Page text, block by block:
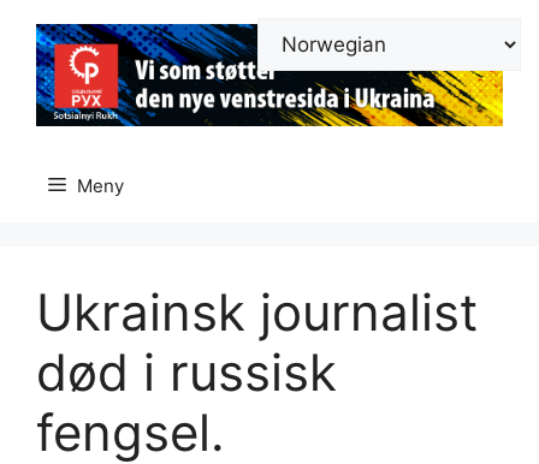
innhold
Meny
Ukrainsk journalist
død i russisk
fengsel.